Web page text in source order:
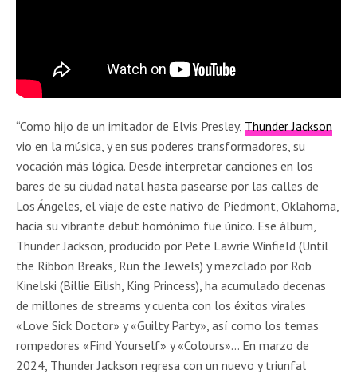
“Como hijo de un imitador de Elvis Presley,Thunder Jackson
vio en la música, y en sus poderes transformadores, su
vocación más lógica. Desde interpretar canciones en los
bares de su ciudad natal hasta pasearse por las calles de
Los Ángeles, el viaje de este nativo de Piedmont, Oklahoma,
hacia su vibrante debut homónimo fue único. Ese álbum,
Thunder Jackson, producido por Pete Lawrie Winfield (Until
the Ribbon Breaks, Run the Jewels) y mezclado por Rob
Kinelski (Billie Eilish, King Princess), ha acumulado decenas
de millones de streams y cuenta con los éxitos virales
«Love Sick Doctor» y «Guilty Party», así como los temas
rompedores «Find Yourself» y «Colours»… En marzo de
2024, Thunder Jackson regresa con un nuevo y triunfal